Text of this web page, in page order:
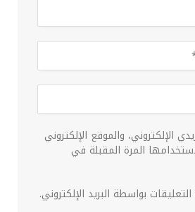
الإلكتروني، والموقع الإلكتروني
المرة المقبلة في
بواسطة البريد الإلكتروني.